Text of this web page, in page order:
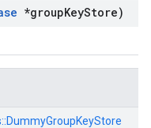
*groupKeyStore)
DummyGroupKeyStore